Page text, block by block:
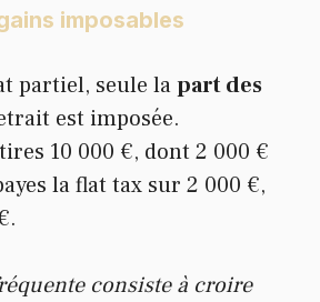
imposables
partiel, seule lapart des
est imposée.
10 000 €, dont 2 000 €
la flat tax sur 2 000 €,
consiste à croire